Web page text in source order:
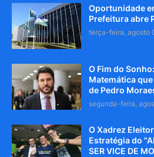
Oportunidade
Prefeitura abre
terça-feira, agosto
O Fim do
Matemática
de Pedro
segunda-feira,
O Xadrez
Estratégia do
SER VICE DE